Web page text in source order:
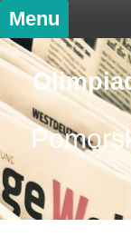
Skip
content
Menu